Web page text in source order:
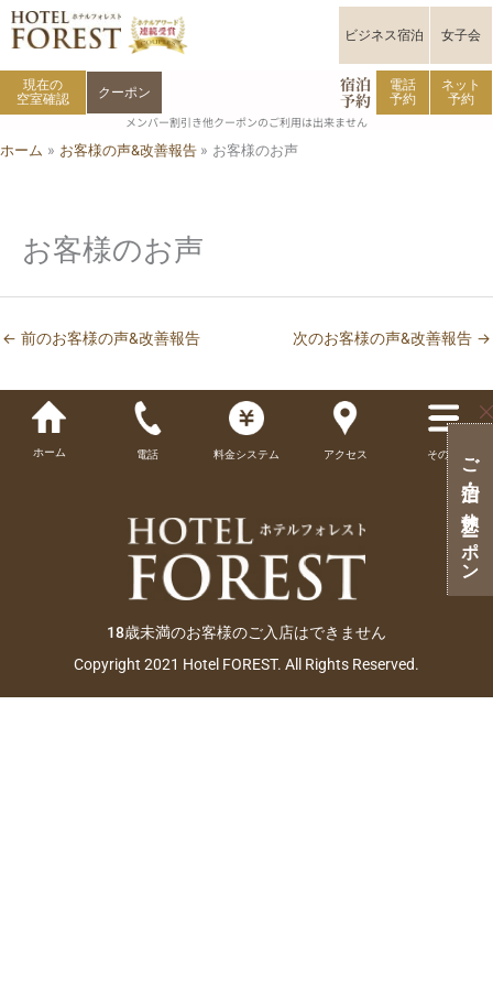
内
容
プ
ビジネス宿泊 女子会
現在の
空室確認
クーポン 宿泊
予約
電話
予約
ネット
予約
メンバー割引き他クーポンのご利用は出来ません
ホーム
お客様の声&改善報告 お客様のお声
お客様のお声
← 前のお客様の声&改善報告 次のお客様の声&改善報告 →
ホーム 電話 料金システム アクセス その他
18歳未満のお客様のご入店はできません
Copyright 2021 Hotel FOREST. All Rights Reserved.
ご宿泊・ご休憩クーポン